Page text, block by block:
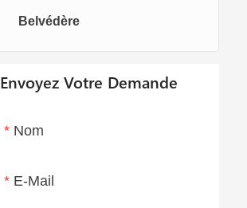
Chaises oeufs
Chaise longue
Belvédère
Envoyez Votre Demande
Nom
E-Mail